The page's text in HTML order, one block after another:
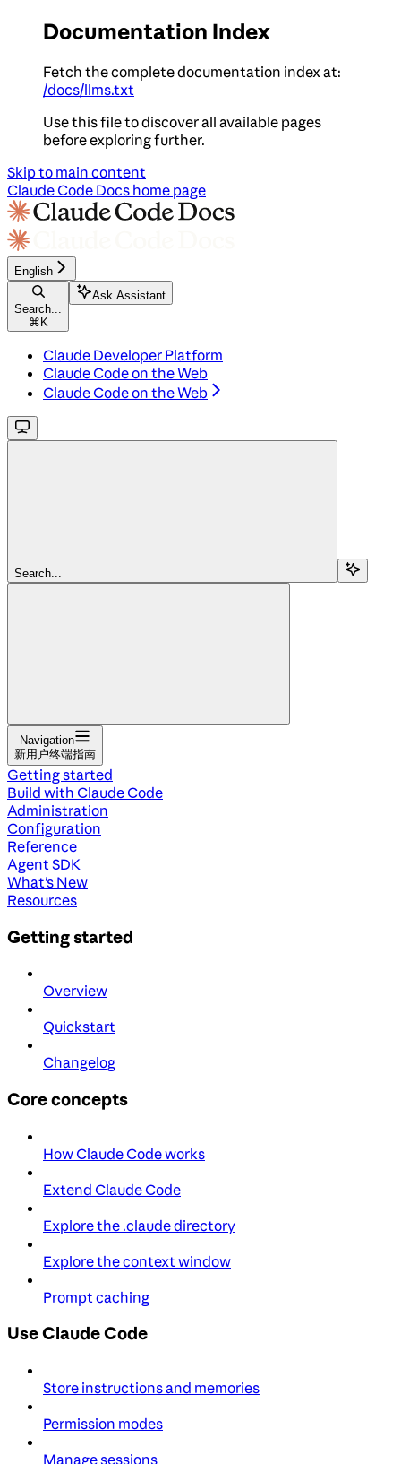
Documentation Index
Fetch the complete documentation index at:
/docs/llms.txt
Use this file to discover all available pages
before exploring further.
Skip to main content
Claude Code Docs home page
English
Search...
⌘ K
Ask Assistant
Claude Developer Platform
Claude Code on the Web
Claude Code on the Web
Search...
Navigation
新用户终端指南
Getting started
Build with Claude Code
Administration
Configuration
Reference
Agent SDK
What's New
Resources
Getting started
Overview
Quickstart
Changelog
Core concepts
How Claude Code works
Extend Claude Code
Explore the .claude directory
Explore the context window
Prompt caching
Use Claude Code
Store instructions and memories
Permission modes
Manage sessions